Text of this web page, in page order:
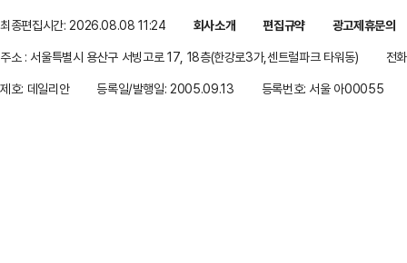
최종편집시간: 2026.08.08 11:24 회사소개 편집규약
광고제휴문의
주소 : 서울특별시 용산구 서빙고로 17, 18층(한강로3가,센트럴파크 타워동)
전
제호: 데일리안
등록일/발행일: 2005.09.13 등록번호: 서울 아00055